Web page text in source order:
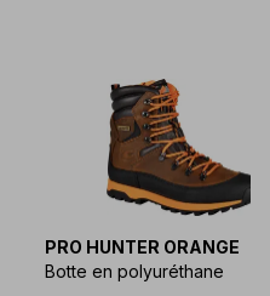
PRO HUNTER ORANGE
Botte en polyuréthane